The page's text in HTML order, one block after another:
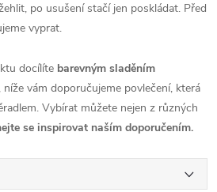
po usušení stačí jen poskládat. Před
vyprat.
docílíte barevným sladěním
, níže vám doporučujeme povlečení, která
Vybírat můžete nejen z různých
se inspirovat naším doporučením.